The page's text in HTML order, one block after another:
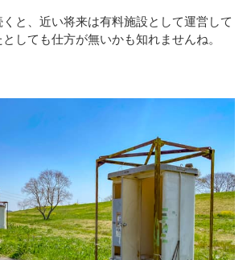
と、近い将来は有料施設として運営して
しても仕方が無いかも知れませんね。